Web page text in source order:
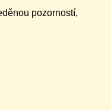
pozorností,